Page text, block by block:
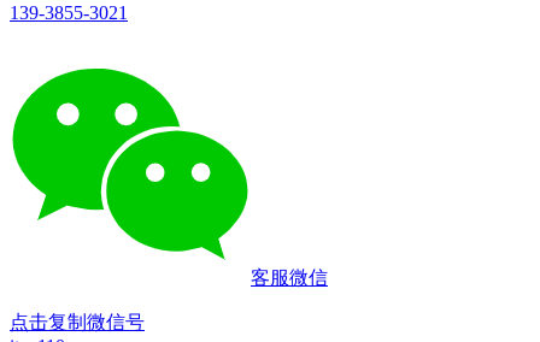
139-3855-3021
客服微信
点击复制微信号